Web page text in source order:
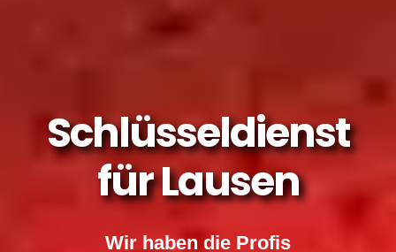
Schlüsseldienst
für Lausen
Wir haben die Profis